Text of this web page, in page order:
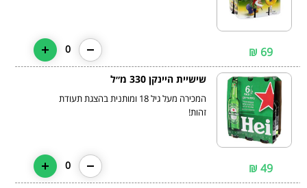
69 ₪
0
שישיית היינקן 330 מ״ל
המכירה מעל גיל 18 ומותנית בהצגת תעודת
זהות!
49 ₪
0